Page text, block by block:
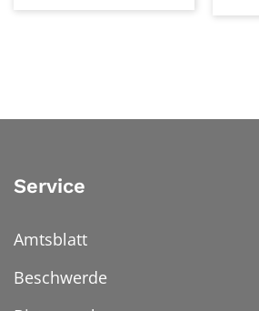
Service
Amtsblatt
Beschwerde